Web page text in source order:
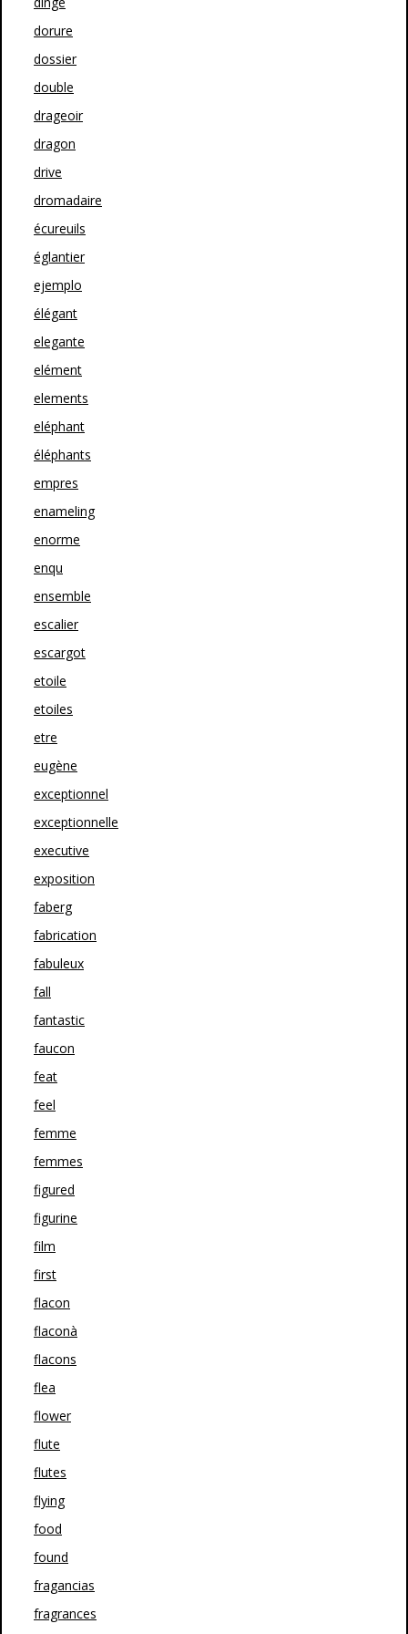
dorure
dossier
double
drageoir
dragon
drive
dromadaire
écureuils
églantier
ejemplo
élégant
elegante
elément
elements
eléphant
éléphants
empres
enameling
enorme
enqu
ensemble
escalier
escargot
etoile
etoiles
etre
eugène
exceptionnel
exceptionnelle
executive
exposition
faberg
fabrication
fabuleux
fall
fantastic
faucon
feat
feel
femme
femmes
figured
figurine
film
first
flacon
flaconà
flacons
flea
flower
flute
flutes
flying
food
found
fragancias
fragrances